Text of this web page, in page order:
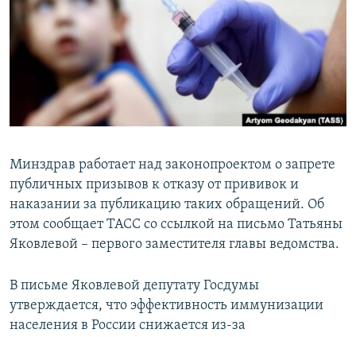
РАСПИСАНИЕ ВЕЩАНИЯ
ПОДПИШИТЕСЬ НА РАССЫЛКУ
СОЦИАЛЬНЫЕ СЕТИ
Все сайты РСЕ/РС
Минздрав работает над законопроектом о запрете
публичных призывов к отказу от прививок и
наказании за публикацию таких обращений. Об
этом сообщает ТАСС со ссылкой на письмо Татьяны
Яковлевой – первого заместителя главы ведомства.
В письме Яковлевой депутату Госдумы
утверждается, что эффективность иммунизации
населения в России снижается из-за